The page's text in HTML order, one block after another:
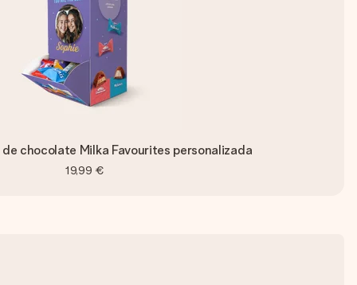
chocolate Milka Favourites personalizada
19,99 €